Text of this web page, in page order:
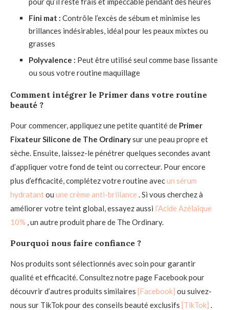
Fini mat : Contrôle l’excès de sébum et minimise les
brillances indésirables, idéal pour les peaux mixtes ou
grasses
Polyvalence : Peut être utilisé seul comme base lissante
ou sous votre routine maquillage
Comment intégrer le Primer dans votre routine
beauté ?
Pour commencer, appliquez une petite quantité de Primer
Fixateur Silicone de The Ordinarysur une peau propre et
sèche. Ensuite, laissez-le pénétrer quelques secondes avant
d’appliquer votre fond de teint ou correcteur. Pour encore
plus d’efficacité, complétez votre routine avecun sérum
hydratantou une crème anti-brillance . Si vous cherchez à
améliorer votre teint global, essayez aussi l’Acide Azélaïque
10% , un autre produit phare de The Ordinary.
Pourquoi nous faire confiance ?
Nos produits sont sélectionnés avec soin pour garantir
qualité et efficacité. Consultez notre page Facebook pour
découvrir d’autres produits similaires [Facebook] ou suivez-
nous sur TikTok pour des conseils beauté exclusifs [TikTok] .